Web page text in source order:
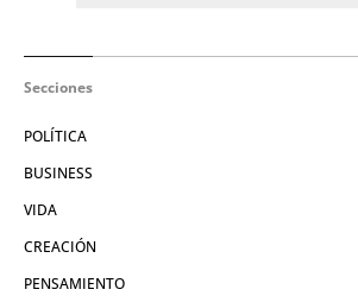
Secciones
POLÍTICA
BUSINESS
VIDA
CREACIÓN
PENSAMIENTO